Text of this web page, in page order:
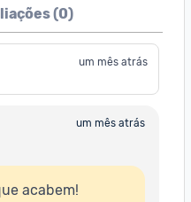
(0)
um mês atrás
um mês atrás
acabem!